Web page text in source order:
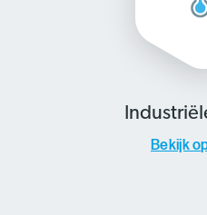
Bekijk